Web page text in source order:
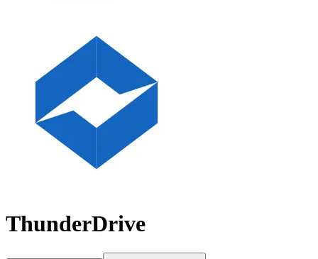
ThunderDrive